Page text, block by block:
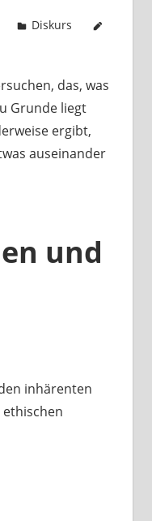
Diskurs
das, was
Grunde liegt
ergibt,
auseinander
und
inhärenten